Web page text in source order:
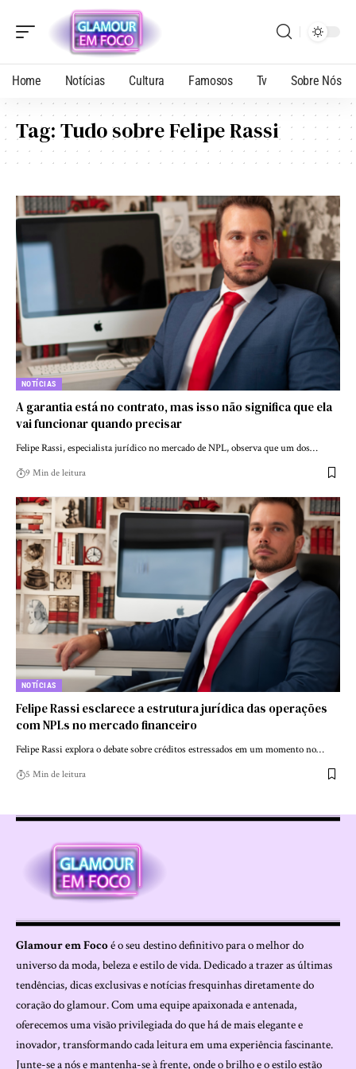
Home Notícias Cultura Famosos Tv Sobre Nós
Tag:Tudo sobre Felipe Rassi
NOTÍCIAS
A garantia está no contrato, mas isso não significa que ela
vai funcionar quando precisar
Felipe Rassi, especialista jurídico no mercado de NPL, observa que um dos…
9 Min de leitura
NOTÍCIAS
Felipe Rassi esclarece a estrutura jurídica das operações
com NPLs no mercado financeiro
Felipe Rassi explora o debate sobre créditos estressados em um momento no…
5 Min de leitura
Glamour em Focoé o seu destino definitivo para o melhor do
universo da moda, beleza e estilo de vida. Dedicado a trazer as últimas
tendências, dicas exclusivas e notícias fresquinhas diretamente do
coração do glamour. Com uma equipe apaixonada e antenada,
oferecemos uma visão privilegiada do que há de mais elegante e
inovador, transformando cada leitura em uma experiência fascinante.
Junte-se a nós e mantenha-se à frente, onde o brilho e o estilo estão